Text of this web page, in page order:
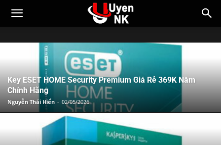
Key ESET HOME Security Premium Giá Rẻ 369K Năm
Chính Hãng
Nguyễn Thái Hiển - 02/05/2026